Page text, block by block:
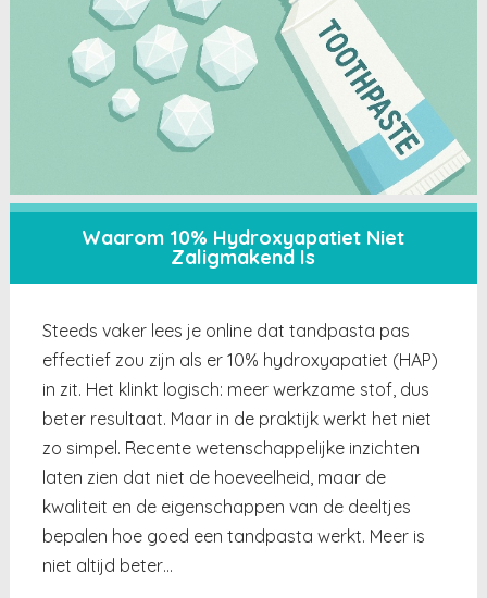
Waarom 10% Hydroxyapatiet Niet
Zaligmakend Is
Steeds vaker lees je online dat tandpasta pas
effectief zou zijn als er 10% hydroxyapatiet (HAP)
in zit. Het klinkt logisch: meer werkzame stof, dus
beter resultaat. Maar in de praktijk werkt het niet
zo simpel. Recente wetenschappelijke inzichten
laten zien dat niet de hoeveelheid, maar de
kwaliteit en de eigenschappen van de deeltjes
bepalen hoe goed een tandpasta werkt. Meer is
niet altijd beter…